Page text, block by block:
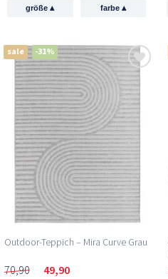
größe▴ farbe ▴
sale -31%
Outdoor-Teppich – Mira Curve Grau
70,90 49,90